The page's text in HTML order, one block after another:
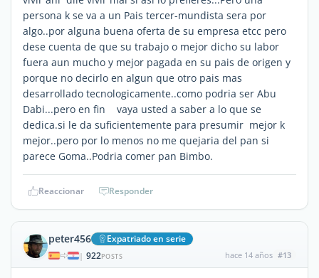
persona k se va a un Pais tercer-mundista sera por
algo..por alguna buena oferta de su empresa etcc pero
dese cuenta de que su trabajo o mejor dicho su labor
fuera aun mucho y mejor pagada en su pais de origen y
porque no decirlo en algun que otro pais mas
desarrollado tecnologicamente..como podria ser Abu
Dabi...pero en fin vaya usted a saber a lo que se
dedica.si le da suficientemente para presumir mejor k
mejor..pero por lo menos no me quejaria del pan si
parece Goma..Podria comer pan Bimbo.
Reaccionar Responder
peter456 Expatriado en serie
| 922POSTS hace 14 años #13